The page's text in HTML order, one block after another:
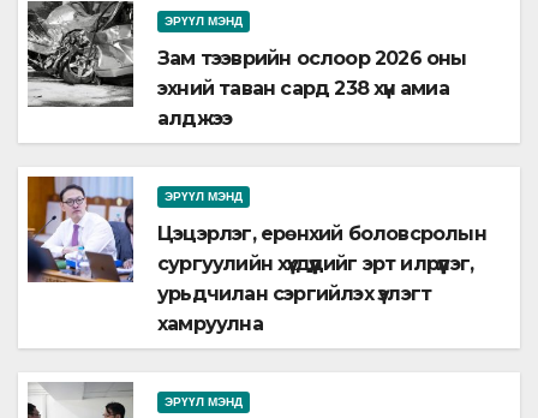
ЭРҮҮЛ МЭНД
Зам тээврийн ослоор 2026 оны
эхний таван сард 238 хүн амиа
алджээ
ЭРҮҮЛ МЭНД
Цэцэрлэг, ерөнхий боловсролын
сургуулийн хүүхдүүдийг эрт илрүүлэг,
урьдчилан сэргийлэх үзлэгт
хамруулна
ЭРҮҮЛ МЭНД